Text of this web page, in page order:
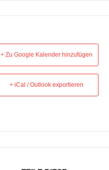
+ Zu Google Kalender hinzufügen
+ iCal / Outlook exportieren